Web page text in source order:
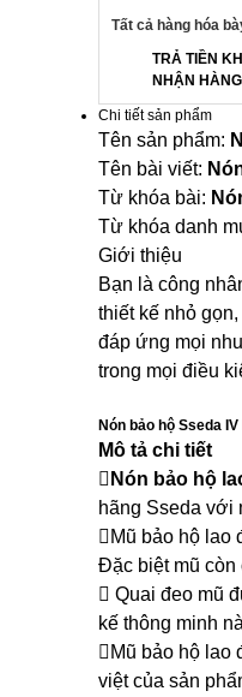
Tất cả hàng hóa
TRẢ TIỀN
NHẬN
Chi tiết sản phẩm
Tên sản phẩm:
Tên bài viết:
Từ khóa bài:
Từ khóa danh
Giới thiệu
Bạn là công
thiết kế nhỏ
đáp ứng mọi
trong mọi điều
Nón bảo hộ Sseda
Mô tả chi tiết
Nón bảo hộ
hãng Sseda với
Mũ bảo hộ lao
Đặc biệt mũ còn
 Quai đeo mũ
kế thông minh
Mũ bảo hộ lao
việt của sản